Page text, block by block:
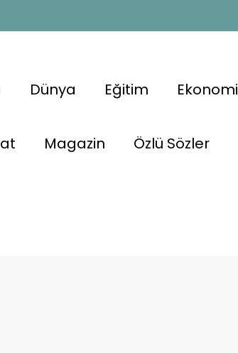
Dünya Eğitim Ekonomi
Magazin Özlü Sözler